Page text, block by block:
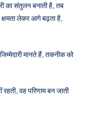
का संतुलन बनाती है, तब
क्षमता लेकर आगे बढ़ता है,
मानते हैं, तकनीक को
वह परिणाम बन जाती